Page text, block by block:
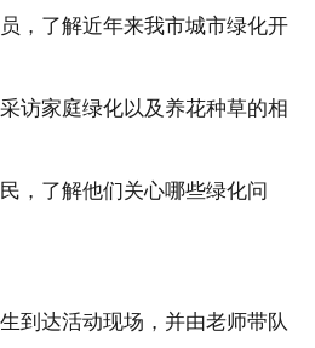
，了解近年来我市城市绿化开
访家庭绿化以及养花种草的相
，了解他们关心哪些绿化问
到达活动现场，并由老师带队